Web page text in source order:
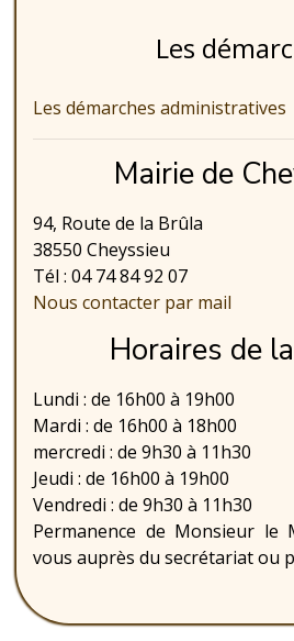
Les
Les démarches administratives
Mairie de
94, Route de la Brûla
38550 Cheyssieu
Tél : 04 74 84 92 07
Nous contacter par mail
Horaires de
Lundi : de 16h00 à 19h00
Mardi : de 16h00 à 18h00
mercredi : de 9h30 à 11h30
Jeudi : de 16h00 à 19h00
Vendredi : de 9h30 à 11h30
Permanence de Monsieur le
vous auprès du secrétariat ou